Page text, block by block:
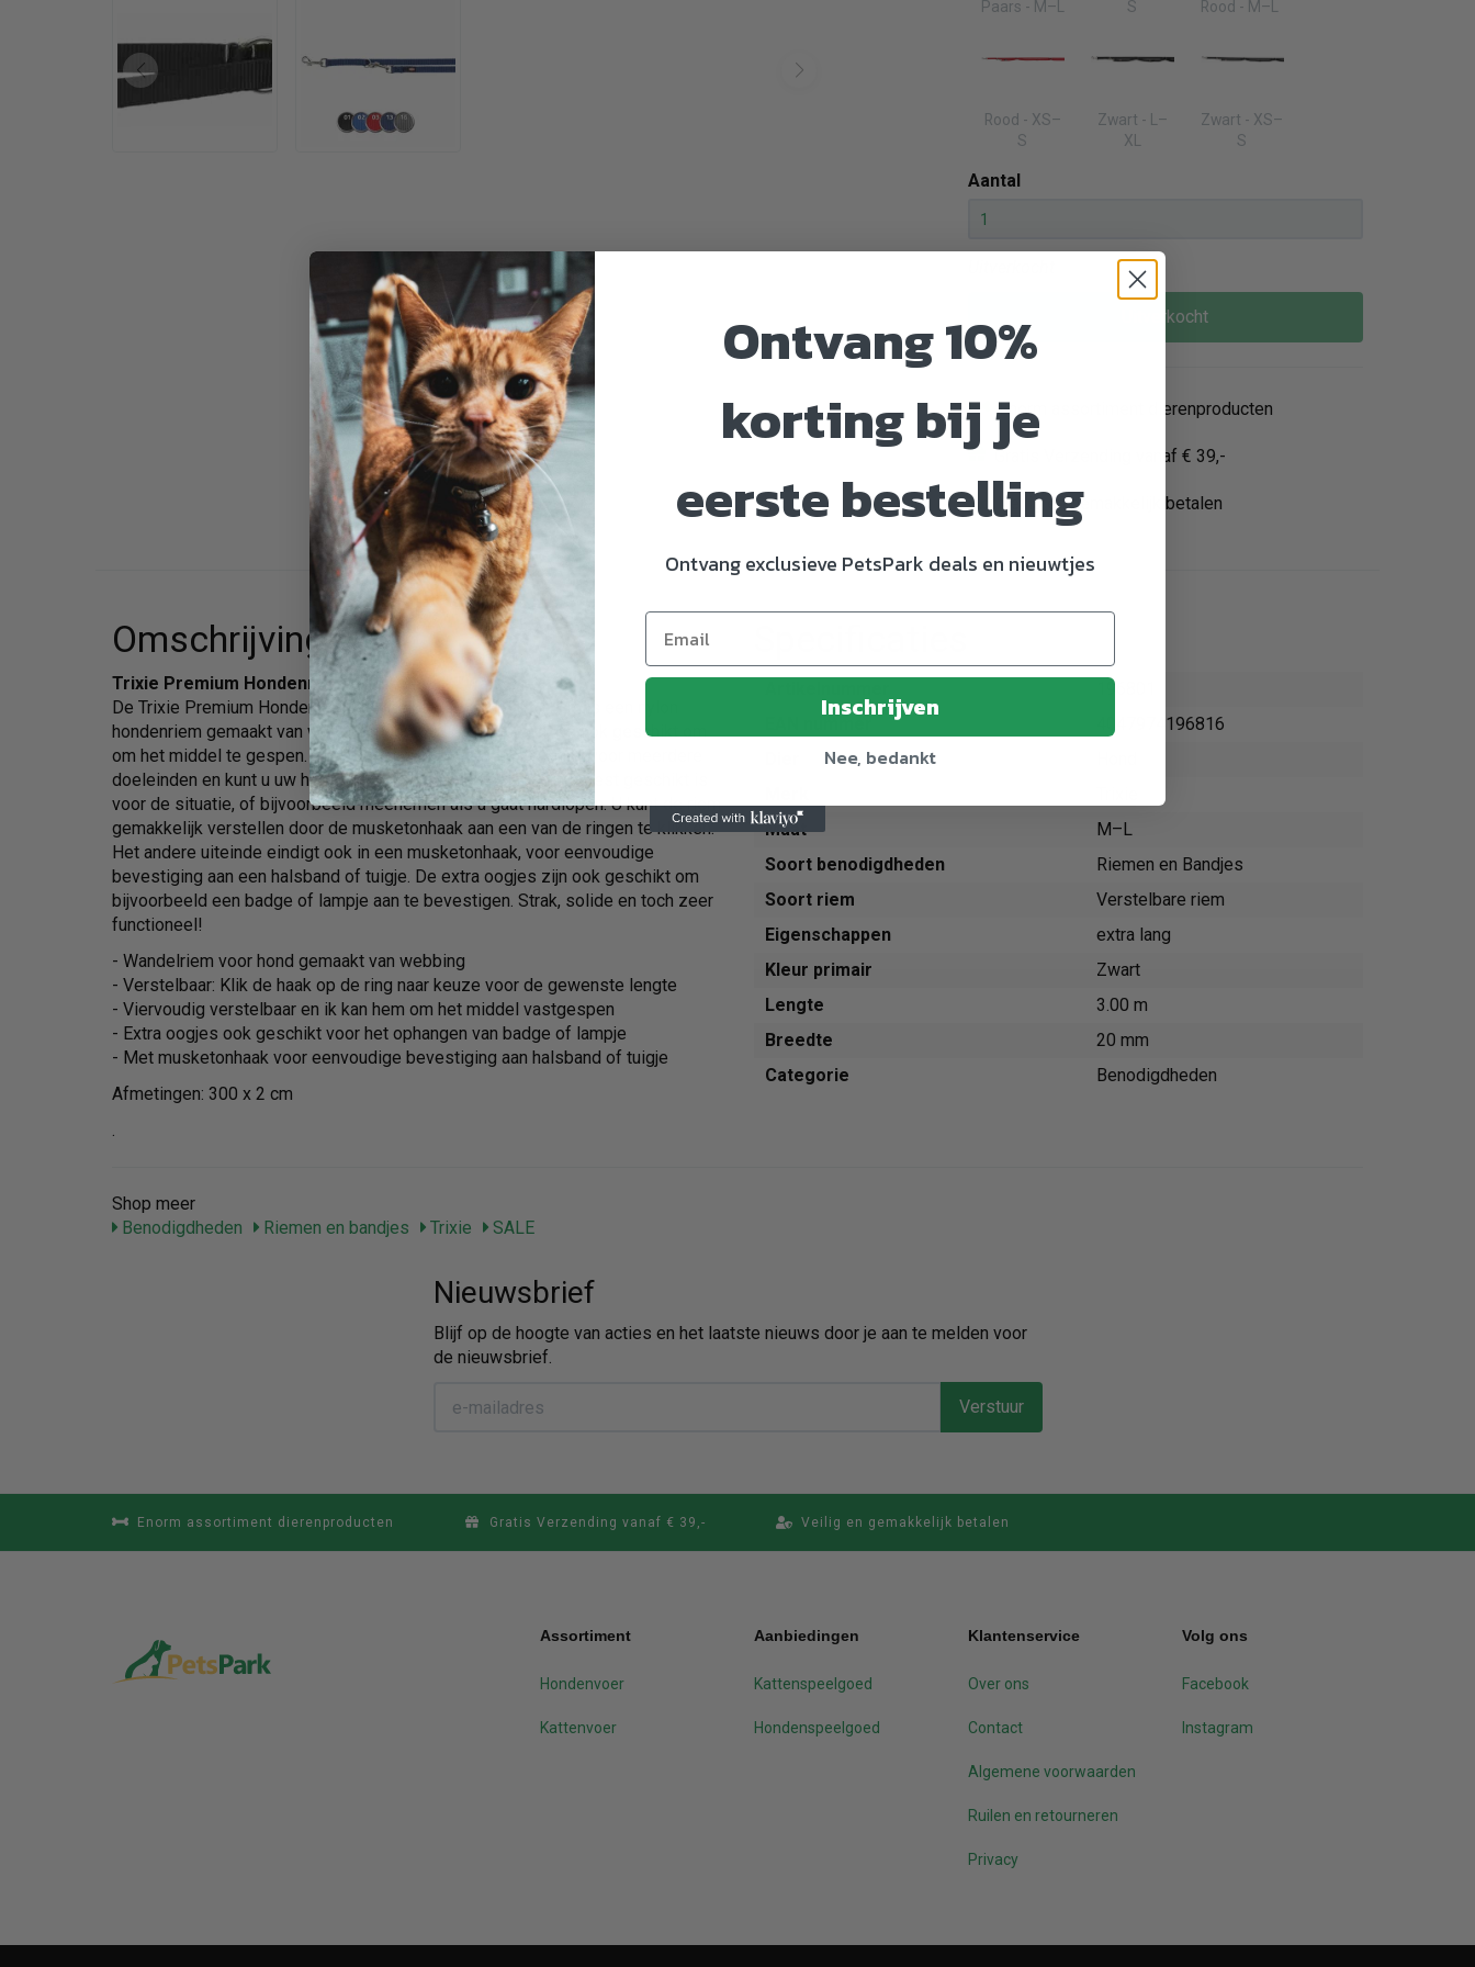
Paars - M–L S Rood - M–L
Rood - XS–
S
Zwart - L–
XL
Zwart - XS–
S
Aantal
Uitverkocht
Enorm assortiment dierenproducten
Gratis Verzending vanaf € 39,-
Veilig en gemakkelijk betalen
Omschrijving
Trixie Premium Hondenriem Verstelbaar Zwart 300 x 2 cm
De Trixie Premium Hondenriem Verstelbaar Zwart 300 x 2 cm is een nylon
hondenriem gemaakt van webbing, viervoudig verstelbaar en ook geschikt om
om het middel te gespen. Op deze manier is de riem geschikt voor meerdere
doeleinden en kunt u uw hond uitlaten op een lengte die het meest geschikt is
voor de situatie, of bijvoorbeeld meenemen als u gaat hardlopen. U kunt de riem
gemakkelijk verstellen door de musketonhaak aan een van de ringen te klikken.
Het andere uiteinde eindigt ook in een musketonhaak, voor eenvoudige
bevestiging aan een halsband of tuigje. De extra oogjes zijn ook geschikt om
bijvoorbeeld een badge of lampje aan te bevestigen. Strak, solide en toch zeer
functioneel!
- Wandelriem voor hond gemaakt van webbing
- Verstelbaar: Klik de haak op de ring naar keuze voor de gewenste lengte
- Viervoudig verstelbaar en ik kan hem om het middel vastgespen
- Extra oogjes ook geschikt voor het ophangen van badge of lampje
- Met musketonhaak voor eenvoudige bevestiging aan halsband of tuigje
Afmetingen: 300 x 2 cm
.
196801
4047974196816
Maat
M–L
Soort benodigdheden
Riemen en Bandjes
Soort riem
Verstelbare riem
Eigenschappen
extra lang
Kleur primair
Zwart
Lengte
3.00 m
Breedte
20 mm
Categorie
Benodigdheden
Shop meer
Benodigdheden
Riemen en bandjes Trixie SALE
Nieuwsbrief
Blijf op de hoogte van acties en het laatste nieuws door je aan te melden voor
de nieuwsbrief.
Verstuur
Enorm assortiment dierenproducten Gratis Verzending vanaf € 39,- Veilig en gemakkelijk betalen
Assortiment
Hondenvoer
Kattenvoer
Aanbiedingen
Kattenspeelgoed
Hondenspeelgoed
Klantenservice
Over ons
Contact
Algemene voorwaarden
Ruilen en retourneren
Privacy
Volg ons
Facebook
Instagram
Ontvang 10%
korting bij je
eerste bestelling
Ontvang exclusieve PetsPark deals en nieuwtjes
Inschrijven
Nee, bedankt